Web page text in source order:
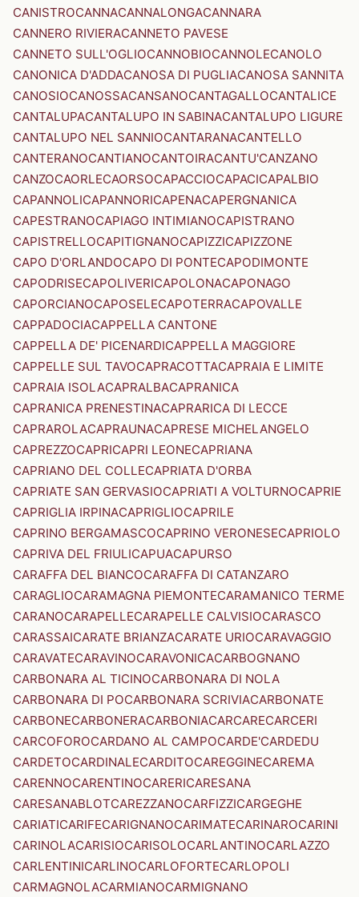
CANISTROCANNACANNALONGACANNARA
CANNERO RIVIERACANNETO PAVESE
CANNETO SULL'OGLIOCANNOBIOCANNOLECANOLO
CANONICA D'ADDACANOSA DI PUGLIACANOSA SANNITA
CANOSIOCANOSSACANSANOCANTAGALLOCANTALICE
CANTALUPACANTALUPO IN SABINACANTALUPO LIGURE
CANTALUPO NEL SANNIOCANTARANACANTELLO
CANTERANOCANTIANOCANTOIRACANTU'CANZANO
CANZOCAORLECAORSOCAPACCIOCAPACICAPALBIO
CAPANNOLICAPANNORICAPENACAPERGNANICA
CAPESTRANOCAPIAGO INTIMIANOCAPISTRANO
CAPISTRELLOCAPITIGNANOCAPIZZICAPIZZONE
CAPO D'ORLANDOCAPO DI PONTECAPODIMONTE
CAPODRISECAPOLIVERICAPOLONACAPONAGO
CAPORCIANOCAPOSELECAPOTERRACAPOVALLE
CAPPADOCIACAPPELLA CANTONE
CAPPELLA DE' PICENARDICAPPELLA MAGGIORE
CAPPELLE SUL TAVOCAPRACOTTACAPRAIA E LIMITE
CAPRAIA ISOLACAPRALBACAPRANICA
CAPRANICA PRENESTINACAPRARICA DI LECCE
CAPRAROLACAPRAUNACAPRESE MICHELANGELO
CAPREZZOCAPRICAPRI LEONECAPRIANA
CAPRIANO DEL COLLECAPRIATA D'ORBA
CAPRIATE SAN GERVASIOCAPRIATI A VOLTURNOCAPRIE
CAPRIGLIA IRPINACAPRIGLIOCAPRILE
CAPRINO BERGAMASCOCAPRINO VERONESECAPRIOLO
CAPRIVA DEL FRIULICAPUACAPURSO
CARAFFA DEL BIANCOCARAFFA DI CATANZARO
CARAGLIOCARAMAGNA PIEMONTECARAMANICO TERME
CARANOCARAPELLECARAPELLE CALVISIOCARASCO
CARASSAICARATE BRIANZACARATE URIOCARAVAGGIO
CARAVATECARAVINOCARAVONICACARBOGNANO
CARBONARA AL TICINOCARBONARA DI NOLA
CARBONARA DI POCARBONARA SCRIVIACARBONATE
CARBONECARBONERACARBONIACARCARECARCERI
CARCOFOROCARDANO AL CAMPOCARDE'CARDEDU
CARDETOCARDINALECARDITOCAREGGINECAREMA
CARENNOCARENTINOCARERICARESANA
CARESANABLOTCAREZZANOCARFIZZICARGEGHE
CARIATICARIFECARIGNANOCARIMATECARINAROCARINI
CARINOLACARISIOCARISOLOCARLANTINOCARLAZZO
CARLENTINICARLINOCARLOFORTECARLOPOLI
CARMAGNOLACARMIANOCARMIGNANO